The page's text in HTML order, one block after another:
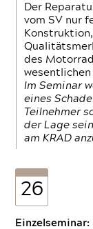
Der
vom SV nur
des
wesentlichen
Im Seminar
eines
Teilnehmer
der Lage
am KRAD
26
Einzelseminar: